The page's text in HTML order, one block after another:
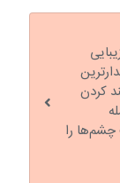
کردن
چشم‌ها را